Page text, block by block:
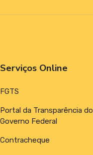
Serviços Online
FGTS
Portal da Transparência do
Governo Federal
Contracheque